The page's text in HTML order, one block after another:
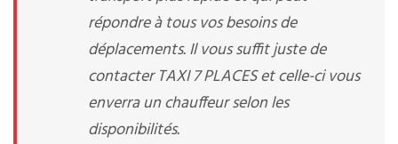
répondre à tous vos besoins de
déplacements. Il vous suffit juste de
contacter TAXI 7 PLACES et celle-ci vous
enverra un chauffeur selon les
disponibilités.